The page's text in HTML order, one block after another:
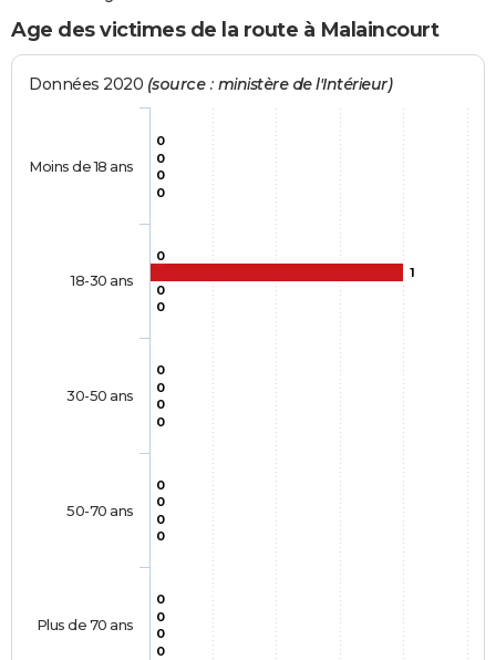
Age des victimes de la route à Malaincourt
Données 2020 (source : ministère de l'Intérieur)
0
0
0
0
0
0
1
0
0
0
0
0
0
0
0
0
0
0
0
0
Moins de 18 ans
18-30 ans
30-50 ans
50-70 ans
Plus de 70 ans